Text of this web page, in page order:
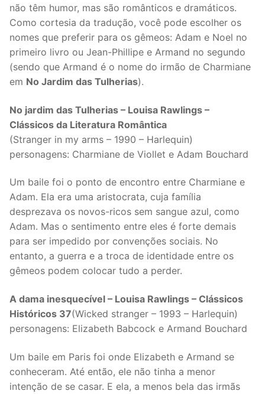
não têm humor, mas são românticos e dramáticos.
Como cortesia da tradução, você pode escolher os
nomes que preferir para os gêmeos: Adam e Noel no
primeiro livro ou Jean-Phillipe e Armand no segundo
(sendo que Armand é o nome do irmão de Charmiane
em No Jardim das Tulherias).
No jardim das Tulherias – Louisa Rawlings –
Clássicos da Literatura Romântica
(Stranger in my arms – 1990 – Harlequin)
personagens: Charmiane de Viollet e Adam Bouchard
Um baile foi o ponto de encontro entre Charmiane e
Adam. Ela era uma aristocrata, cuja família
desprezava os novos-ricos sem sangue azul, como
Adam. Mas o sentimento entre eles é forte demais
para ser impedido por convenções sociais. No
entanto, a guerra e a troca de identidade entre os
gêmeos podem colocar tudo a perder.
A dama inesquecível – Louisa Rawlings – Clássicos
Históricos 37(Wicked stranger – 1993 – Harlequin)
personagens: Elizabeth Babcock e Armand Bouchard
Um baile em Paris foi onde Elizabeth e Armand se
conheceram. Até então, ele não tinha a menor
intenção de se casar. E ela, a menos bela das irmãs